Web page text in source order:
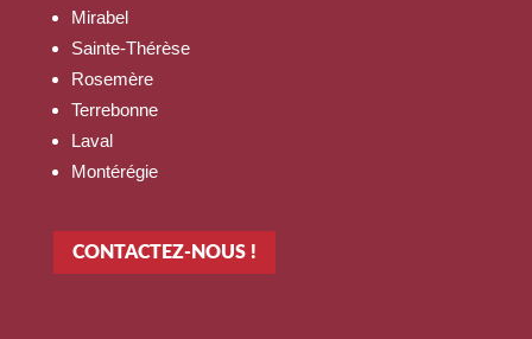
Mirabel
Sainte-Thérèse
Rosemère
Terrebonne
Laval
Montérégie
CONTACTEZ-NOUS !